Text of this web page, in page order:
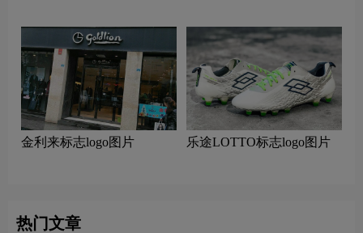
金利来标志logo图片 乐途LOTTO标志logo图片
热门文章